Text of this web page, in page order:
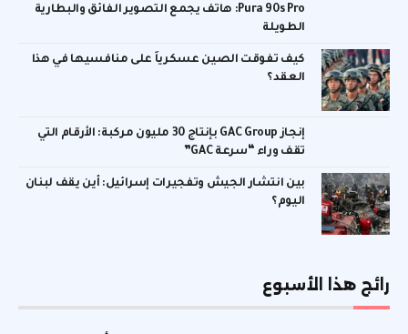
Pura 90s Pro: هاتف يجمع التصوير الفائق والبطارية
الطويلة
كيف تفوقت الصين عسكرياً على منافسيها في هذا
العقد؟
إنجاز GAC Group بإنتاج 30 مليون مركبة: الأرقام التي
تقف وراء “سرعة GAC”
بين انتشار الجيش وتفجيرات إسرائيل: أين يقف لبنان
اليوم؟
رائج هذا الأسبوع